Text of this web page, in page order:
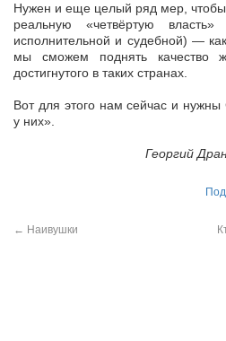
Нужен и еще целый ряд мер,
реальную «четвёртую власть»
исполнительной и судебной) —
мы сможем поднять качество
достигнутого в таких странах.
Вот для этого нам сейчас и
у них».
Георгий
← Наивушки